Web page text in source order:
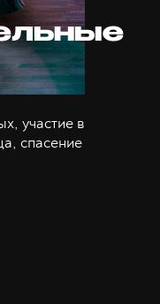
участие в
спасение